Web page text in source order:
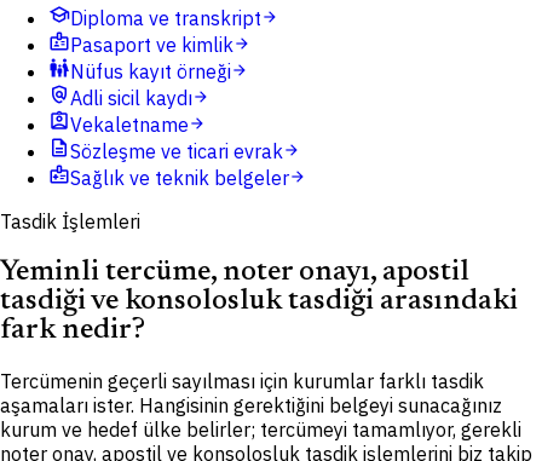
schoolDiploma ve transkriptarrow_forward
badgePasaport ve kimlikarrow_forward
family_restroomNüfus kayıt örneğiarrow_forward
policyAdli sicil kaydıarrow_forward
assignment_indVekaletnamearrow_forward
descriptionSözleşme ve ticari evrakarrow_forward
medical_informationSağlık ve teknik belgelerarrow_forward
Tasdik İşlemleri
Yeminli tercüme, noter onayı, apostil
tasdiği ve konsolosluk tasdiği arasındaki
fark nedir?
Tercümenin geçerli sayılması için kurumlar farklı tasdik
aşamaları ister. Hangisinin gerektiğini belgeyi sunacağınız
kurum ve hedef ülke belirler; tercümeyi tamamlıyor, gerekli
noter onay, apostil ve konsolosluk tasdik işlemlerini biz takip